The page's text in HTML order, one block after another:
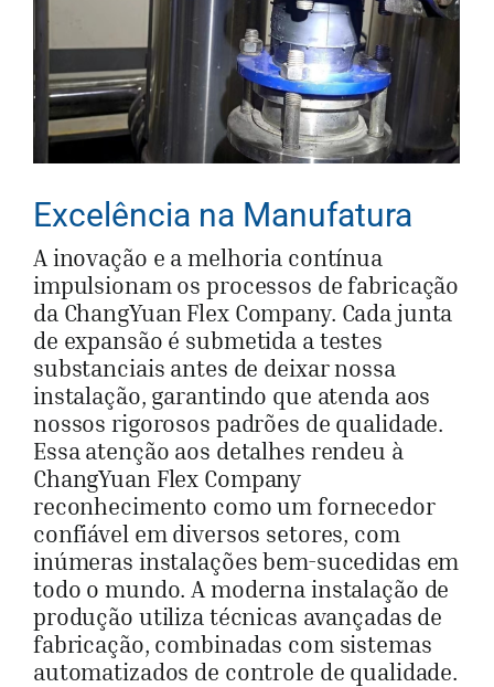
Excelência na Manufatura
A inovação e a melhoria contínua
impulsionam os processos de fabricação
da ChangYuan Flex Company. Cada junta
de expansão é submetida a testes
substanciais antes de deixar nossa
instalação, garantindo que atenda aos
nossos rigorosos padrões de qualidade.
Essa atenção aos detalhes rendeu à
ChangYuan Flex Company
reconhecimento como um fornecedor
confiável em diversos setores, com
inúmeras instalações bem-sucedidas em
todo o mundo. A moderna instalação de
produção utiliza técnicas avançadas de
fabricação, combinadas com sistemas
automatizados de controle de qualidade.